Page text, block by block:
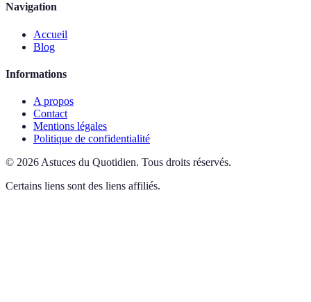
Navigation
Accueil
Blog
Informations
A propos
Contact
Mentions légales
Politique de confidentialité
© 2026 Astuces du Quotidien. Tous droits réservés.
Certains liens sont des liens affiliés.